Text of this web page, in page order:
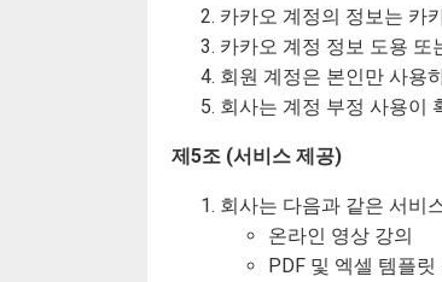
카카오 계정의 정보는 카
카카오 계정 정보 도용 또
회원 계정은 본인만 사용
회사는 계정 부정 사용이
제5조 (서비스 제공)
회사는 다음과 같은 서비
온라인 영상 강의
PDF 및 엑셀 템플